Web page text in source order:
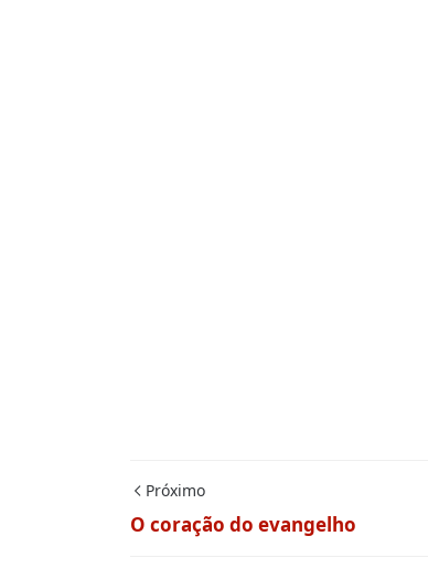
Próximo
O coração do evangelho